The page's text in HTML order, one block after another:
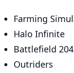
Farming
Halo Infinite
Battlefield
Outriders